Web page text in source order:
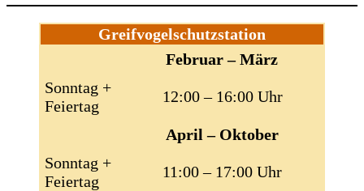
Greifvogelschutzstation
Februar – März
Sonntag +
Feiertag
12:00 – 16:00 Uhr
April – Oktober
Sonntag +
Feiertag
11:00 – 17:00 Uhr